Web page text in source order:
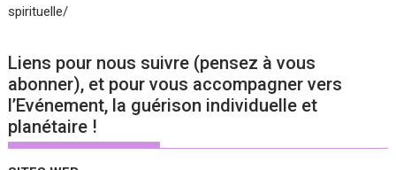
spirituelle/
Liens pour nous suivre (pensez à vous
abonner), et pour vous accompagner vers
l’Evénement, la guérison individuelle et
planétaire !